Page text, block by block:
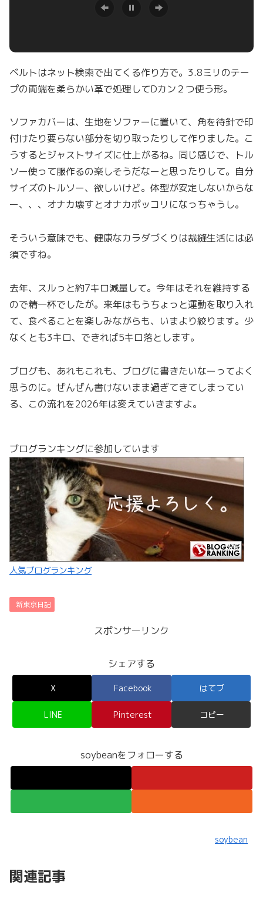
ベルトはネット検索で出てくる作り方で。3.8ミリのテー
プの両端を柔らかい革で処理してDカン２つ使う形。
ソファカバーは、生地をソファーに置いて、角を待針で印
付けたり要らない部分を切り取ったりして作りました。こ
うするとジャストサイズに仕上がるね。同じ感じで、トル
ソー使って服作るの楽しそうだなーと思ったりして。自分
サイズのトルソー、欲しいけど。体型が安定しないからな
ー、、、オナカ壊すとオナカポッコリになっちゃうし。
そういう意味でも、健康なカラダづくりは裁縫生活には必
須ですね。
去年、スルっと約7キロ減量して。今年はそれを維持する
ので精一杯でしたが。来年はもうちょっと運動を取り入れ
て、食べることを楽しみながらも、いまより絞ります。少
なくとも3キロ、できれば5キロ落とします。
ブログも、あれもこれも、ブログに書きたいなーってよく
思うのに。ぜんぜん書けないまま過ぎてきてしまってい
る、この流れを2026年は変えていきますよ。
ブログランキングに参加しています
人気ブログランキング
新東京日記
スポンサーリンク
シェアする
X Facebook はてブ
LINE Pinterest コピー
soybeanをフォローする
soybean
関連記事